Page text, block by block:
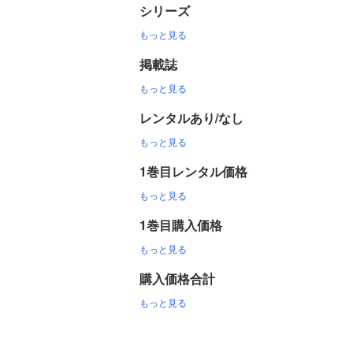
シリーズ
もっと見る
掲載誌
もっと見る
レンタルあり/なし
もっと見る
1巻目レンタル価格
もっと見る
1巻目購入価格
もっと見る
購入価格合計
もっと見る